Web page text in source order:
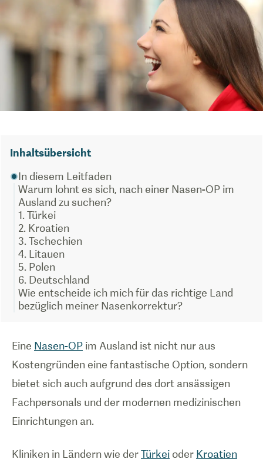
Inhaltsübersicht
In diesem Leitfaden
Warum lohnt es sich, nach einer Nasen-OP im
Ausland zu suchen?
1. Türkei
2. Kroatien
3. Tschechien
4. Litauen
5. Polen
6. Deutschland
Wie entscheide ich mich für das richtige Land
bezüglich meiner Nasenkorrektur?
Eine Nasen-OP im Ausland ist nicht nur aus
Kostengründen eine fantastische Option, sondern
bietet sich auch aufgrund des dort ansässigen
Fachpersonals und der modernen medizinischen
Einrichtungen an.
Kliniken in Ländern wie derTürkei oder Kroatien